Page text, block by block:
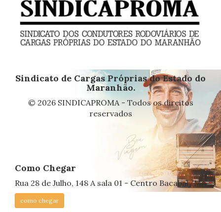
Sindicato de Cargas Próprias do Estado do
Maranhão.
© 2026 SINDICAPROMA - Todos os direitos
reservados
Como Chegar
Rua 28 de Julho, 148 A sala 01 - Centro Bacabal/MA
como chegar